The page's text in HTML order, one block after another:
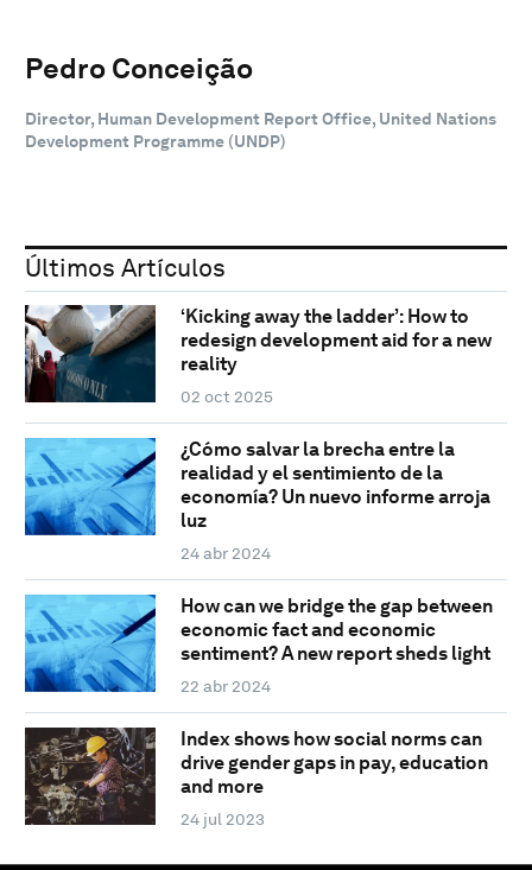
Pedro Conceição
Director, Human Development Report Office, United Nations
Development Programme (UNDP)
Últimos Artículos
‘Kicking away the ladder’: How to
redesign development aid for a new
reality
02 oct 2025
¿Cómo salvar la brecha entre la
realidad y el sentimiento de la
economía? Un nuevo informe arroja
luz
24 abr 2024
How can we bridge the gap between
economic fact and economic
sentiment? A new report sheds light
22 abr 2024
Index shows how social norms can
drive gender gaps in pay, education
and more
24 jul 2023